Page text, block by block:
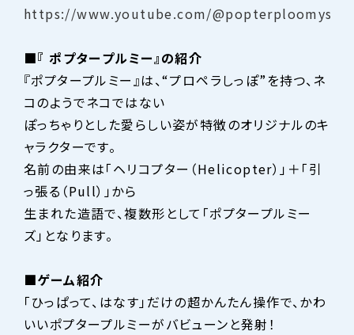
https://www.youtube.com/@popterploomys
■『 ポプタープルミー』の紹介
『ポプタープルミー』は、“プロペラしっぽ”を持つ、ネ
コのようでネコではない
ぽっちゃりとした愛らしい姿が特徴のオリジナルのキ
ャラクターです。
名前の由来は「ヘリコプター（Helicopter）」＋「引
っ張る（Pull）」から
生まれた造語で、複数形として「ポプタープルミー
ズ」となります。
■ゲーム紹介
「ひっぱって、はなす」だけの超かんたん操作で、かわ
いいポプタープルミーがバビューンと発射！